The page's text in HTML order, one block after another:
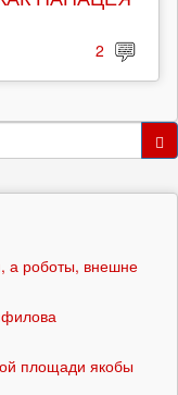
2
а роботы, внешне
площади якобы